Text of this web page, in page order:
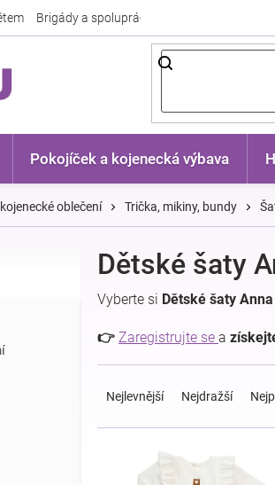
Brigády a spolupráce
Pokojíček a kojenecká výbava
oblečení Trička, mikiny, bundy
Dětské šaty
Vyberte si Dětské šaty Anna
👉 Zaregistrujte se a
e
Nejlevnější Nejdražší